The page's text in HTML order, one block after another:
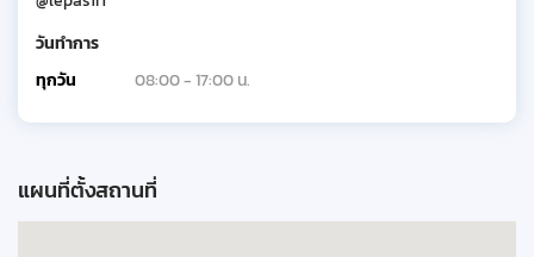
วันทำการ
ทุกวัน
08:00 - 17:00 น.
แผนที่ตั้งสถานที่